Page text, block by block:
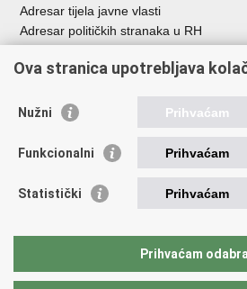
Adresar tijela javne vlasti
Adresar političkih stranaka u RH
Besplatni telefoni javne uprave
Važne poveznice
Vlada Republike Hrvatske
Savjet za nacionalne manjine
Okvirna konvencija za zaštitu
Ured zastupnika RH pred Eur.sudom za
Ova stranica upotrebljava
Nužni Prihvaćam
Funkcionalni Prihvaćam
Statistički Prihvaćam
Prihvaćam